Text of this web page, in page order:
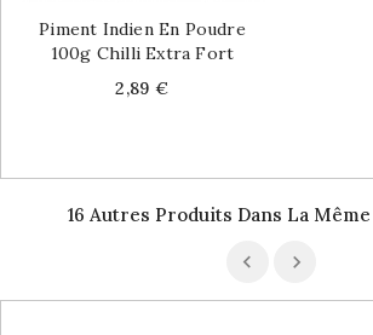
Piment Indien En Poudre
100g Chilli Extra Fort
Price
2,89 €
16 Autres Produits Dans La